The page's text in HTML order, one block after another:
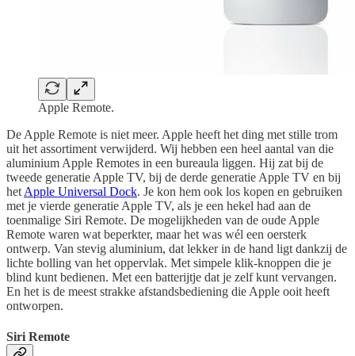
Apple Remote.
De Apple Remote is niet meer. Apple heeft het ding met stille trom
uit het assortiment verwijderd. Wij hebben een heel aantal van die
aluminium Apple Remotes in een bureaula liggen. Hij zat bij de
tweede generatie Apple TV, bij de derde generatie Apple TV en bij
het Apple Universal Dock. Je kon hem ook los kopen en gebruiken
met je vierde generatie Apple TV, als je een hekel had aan de
toenmalige Siri Remote. De mogelijkheden van de oude Apple
Remote waren wat beperkter, maar het was wél een oersterk
ontwerp. Van stevig aluminium, dat lekker in de hand ligt dankzij de
lichte bolling van het oppervlak. Met simpele klik-knoppen die je
blind kunt bedienen. Met een batterijtje dat je zelf kunt vervangen.
En het is de meest strakke afstandsbediening die Apple ooit heeft
ontworpen.
Siri Remote